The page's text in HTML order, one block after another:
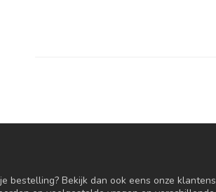
bestelling? Bekijk dan ook eens onze